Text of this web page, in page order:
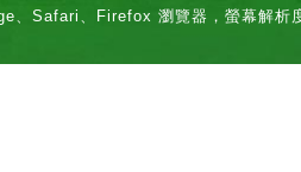
、Safari、Firefox 瀏覽器，螢幕解